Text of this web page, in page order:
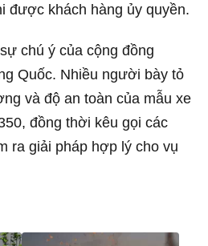
được khách hàng ủy quyền.
chú ý của cộng đồng
Quốc. Nhiều người bày tỏ
và độ an toàn của mẫu xe
đồng thời kêu gọi các
ra giải pháp hợp lý cho vụ